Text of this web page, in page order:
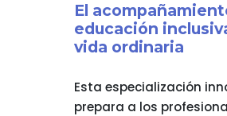
El
educación
vida ordinaria
Esta especialización
prepara a los